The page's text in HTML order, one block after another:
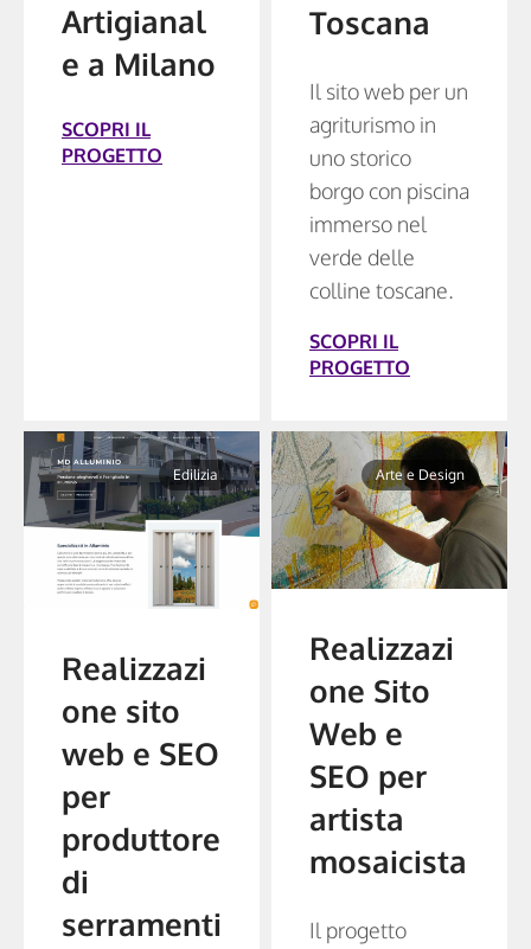
Artigianal
e a Milano
SCOPRI IL
PROGETTO
Toscana
Il sito web per un
agriturismo in
uno storico
borgo con piscina
immerso nel
verde delle
colline toscane.
SCOPRI IL
PROGETTO
Edilizia
Realizzazi
one sito
web e SEO
per
produttore
di
serramenti
Arte e Design
Realizzazi
one Sito
Web e
SEO per
artista
mosaicista
Il progetto